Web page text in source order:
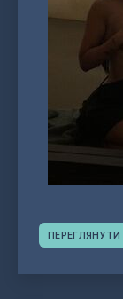
ПЕРЕГЛЯНУТИ